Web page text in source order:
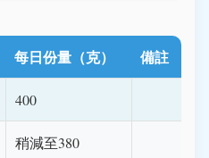
每日份量（克） 備註
400
稍減至380